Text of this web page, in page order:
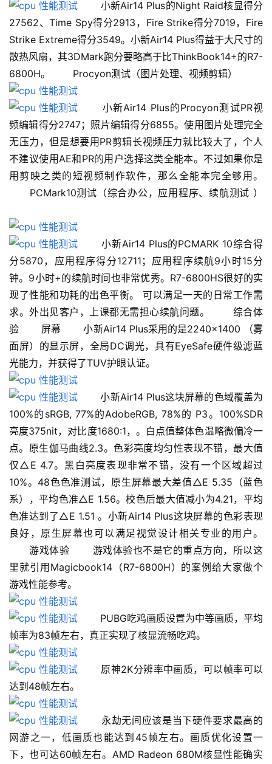
小新Air14 Plus的Night Raid核显得分
27562、Time Spy得分2913，Fire Strike得分7019，Fire
Strike Extreme得分3549。小新Air14 Plus得益于大尺寸的
散热风扇，其3DMark跑分要略高于比ThinkBook14+的R7-
6800H。 　　Procyon测试（图片处理、视频剪辑）
小新Air14 Plus的Procyon测试PR视
频编辑得分2747；照片编辑得分6855。使用图片处理完全
无压力，但是想要用PR剪辑长视频压力就比较大了，个人
不建议使用AE和PR的用户选择这类全能本。不过如果你是
用剪映之类的短视频制作软件，那么全能本完全够用。
PCMark10测试（综合办公，应用程序、续航测试 ）
小新Air14 Plus的PCMARK 10综合得
分5870，应用程序得分12711；应用程序续航9小时15分
钟。9小时+的续航时间也非常优秀。R7-6800HS很好的实
现了性能和功耗的出色平衡。 可以满足一天的日常工作需
求。外出见客户，上课都无需担心续航问题。 　　综合体
验 　　屏幕 　　小新Air14 Plus采用的是2240×1400 （雾
面屏）的显示屏，全局DC调光，具有EyeSafe硬件级滤蓝
光能力，并获得了TUV护眼认证。
小新Air14 Plus这块屏幕的色域覆盖为
100%的sRGB, 77%的AdobeRGB, 78%的 P3。100%SDR
亮度375nit，对比度1680:1，。白点值整体色温略微偏冷一
点。原生伽马曲线2.3。色彩亮度均匀性表现不错，最大值
仅△E 4.7。黑白亮度表现非常不错，没有一个区域超过
10%。48色色准测试，原生屏幕最大差值△E 5.35（蓝色
系），平均色准△E 1.56。校色后最大值减小为4.21，平均
色准达到了△E 1.51 。小新Air14 Plus这块屏幕的色彩表现
良好，原生屏幕也可以满足视觉设计相关专业的用户。
游戏体验 　　游戏体验也不是它的重点方向，所以这
里就引用Magicbook14（R7-6800H）的案例给大家做个
游戏性能参考。
PUBG吃鸡画质设置为中等画质，平均
帧率为83帧左右，真正实现了核显流畅吃鸡。
原神2K分辨率中画质，可以帧率可以
达到48帧左右。
永劫无间应该是当下硬件要求最高的
网游之一，低画质也能达到45帧左右。画质优化设置一
下，也可达60帧左右。AMD Radeon 680M核显性能确实